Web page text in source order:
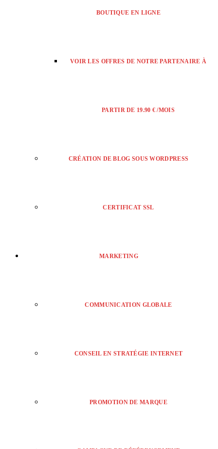
BOUTIQUE EN LIGNE
VOIR LES OFFRES DE NOTRE PARTENAIRE À
PARTIR DE 19.90 € /MOIS
CRÉATION DE BLOG SOUS WORDPRESS
CERTIFICAT SSL
MARKETING
COMMUNICATION GLOBALE
CONSEIL EN STRATÉGIE INTERNET
PROMOTION DE MARQUE